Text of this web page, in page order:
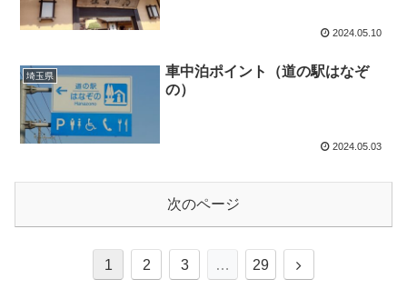
2024.05.10
埼玉県
車中泊ポイント（道の駅はなぞ
の）
2024.05.03
次のページ
1 2 3 … 29